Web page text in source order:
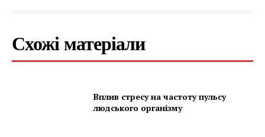
Схожі матеріали
Вплив стресу на частоту пульсу
людського організму